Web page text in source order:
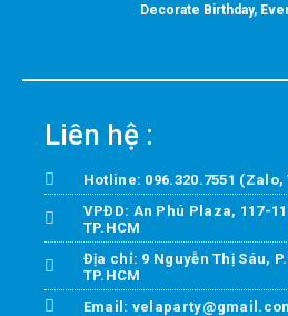
Decorate Birthday,
Liên hệ :
Hotline: 096.320.7551
VPĐD: An Phú Plaza, 117-
TP.HCM
Địa chỉ: 9 Nguyễn Thị Sáu,
TP.HCM
Email: